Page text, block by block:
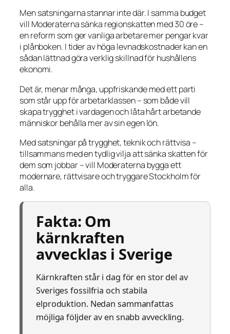
Men satsningarna stannar inte där. I samma budget
vill Moderaterna sänka regionskatten med 30 öre –
en reform som ger vanliga arbetare mer pengar kvar
i plånboken. I tider av höga levnadskostnader kan en
sådan lättnad göra verklig skillnad för hushållens
ekonomi.
Det är, menar många, uppfriskande med ett parti
som står upp för arbetarklassen – som både vill
skapa trygghet i vardagen och låta hårt arbetande
människor behålla mer av sin egen lön.
Med satsningar på trygghet, teknik och rättvisa –
tillsammans med en tydlig vilja att sänka skatten för
dem som jobbar – vill Moderaterna bygga ett
modernare, rättvisare och tryggare Stockholm för
alla.
Fakta: Om
kärnkraften
avvecklas i Sverige
Kärnkraften står i dag för en stor del av
Sveriges fossilfria och stabila
elproduktion. Nedan sammanfattas
möjliga följder av en snabb avveckling.